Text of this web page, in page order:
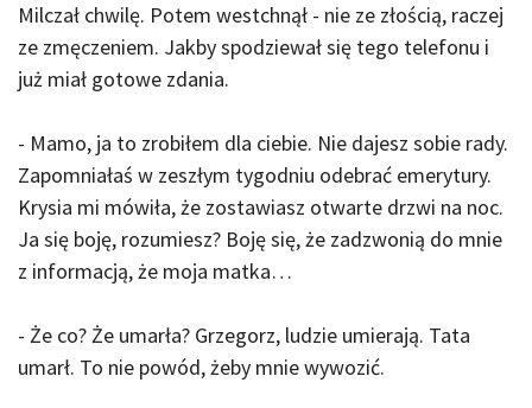
Milczał chwilę. Potem westchnął - nie ze złością, raczej
ze zmęczeniem. Jakby spodziewał się tego telefonu i
już miał gotowe zdania.
- Mamo, ja to zrobiłem dla ciebie. Nie dajesz sobie rady.
Zapomniałaś w zeszłym tygodniu odebrać emerytury.
Krysia mi mówiła, że zostawiasz otwarte drzwi na noc.
Ja się boję, rozumiesz? Boję się, że zadzwonią do mnie
z informacją, że moja matka…
- Że co? Że umarła? Grzegorz, ludzie umierają. Tata
umarł. To nie powód, żeby mnie wywozić.